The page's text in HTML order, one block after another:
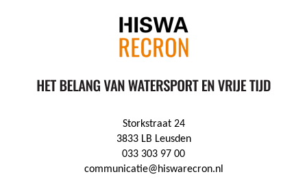
Storkstraat 24
3833 LB Leusden
033 303 97 00
communicatie@hiswarecron.nl